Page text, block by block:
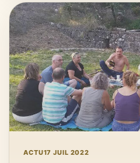
ACTU17 JUIL 2022